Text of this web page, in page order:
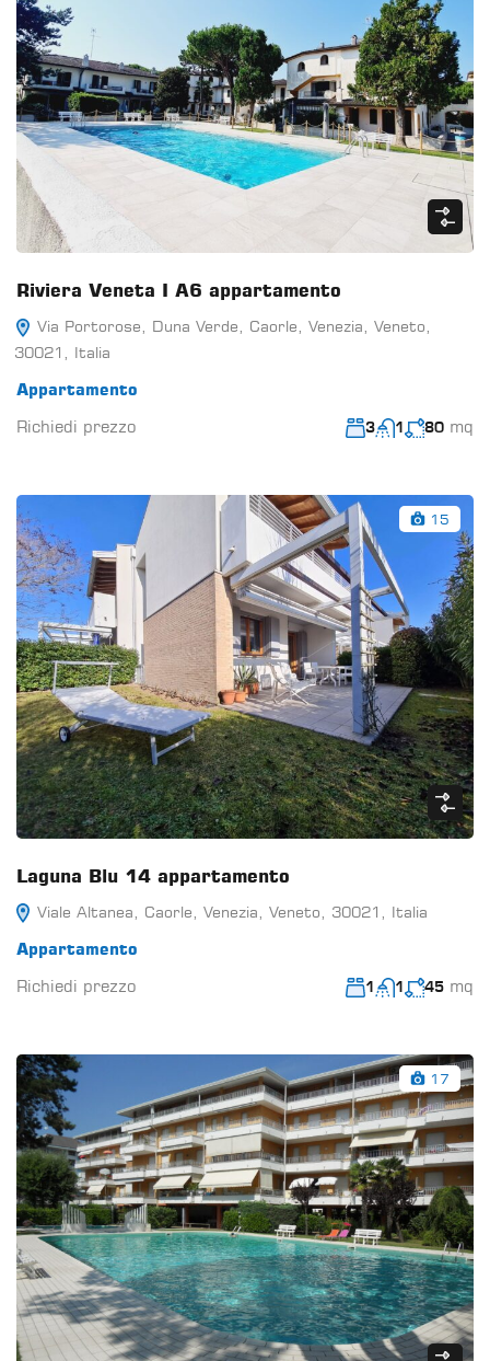
Riviera Veneta I A6 appartamento
Via Portorose, Duna Verde, Caorle, Venezia, Veneto,
30021, Italia
Appartamento
Richiedi prezzo
3 1 80 mq
15
Laguna Blu 14 appartamento
Viale Altanea, Caorle, Venezia, Veneto, 30021, Italia
Appartamento
Richiedi prezzo
1 1 45 mq
17